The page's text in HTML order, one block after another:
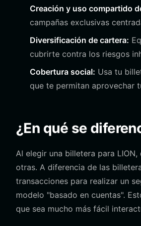
Creación y uso compartido
campañas exclusivas
Diversificación de cartera:
cubrirte contra los riesgos
Cobertura social: Usa tu
que te permitan aprovechar
¿En qué se
Al elegir una billetera para
otras. A diferencia de las
transacciones para realizar un
modelo "basado en cuentas".
que sea mucho más fácil